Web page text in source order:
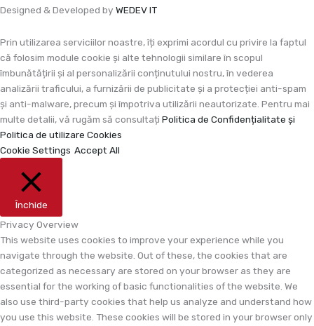
Designed & Developed by WEDEV IT
Prin utilizarea serviciilor noastre, îți exprimi acordul cu privire la faptul
că folosim module cookie și alte tehnologii similare în scopul
îmbunătățirii și al personalizării conținutului nostru, în vederea
analizării traficului, a furnizării de publicitate și a protecției anti-spam
și anti-malware, precum și împotriva utilizării neautorizate. Pentru mai
multe detalii, vă rugăm să consultați Politica de Confidențialitate și
Politica de utilizare Cookies
Cookie Settings Accept All
Închide
Privacy Overview
This website uses cookies to improve your experience while you
navigate through the website. Out of these, the cookies that are
categorized as necessary are stored on your browser as they are
essential for the working of basic functionalities of the website. We
also use third-party cookies that help us analyze and understand how
you use this website. These cookies will be stored in your browser only